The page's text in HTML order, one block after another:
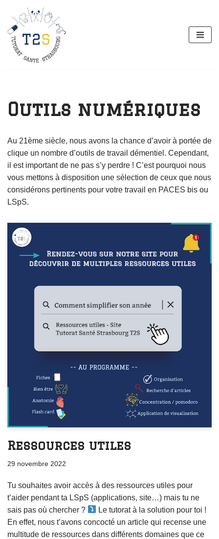
Aller
au
contenu
Outils numériques
Au 21ème siècle, nous avons la chance d’avoir à portée de
clique un nombre d’outils de travail démentiel. Cependant,
il est important de ne pas s’y perdre ! C’est pourquoi nous
vous mettons à disposition une sélection de ceux que nous
considérons pertinents pour votre travail en PACES bis ou
LSpS.
Ressources utiles
29 novembre 2022
Tu souhaites avoir accès à des ressources utiles pour
t’aider pendant ta LSpS (applications, site…) mais tu ne
sais pas où chercher ?
Le tutorat à la solution pour toi !
En effet, nous t’avons concocté un article qui recense une
multitude de ressources dans différents domaines que ce